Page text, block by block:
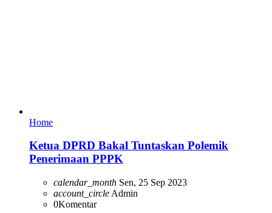
Home
Ketua DPRD Bakal Tuntaskan Polemik
Penerimaan PPPK
calendar_month Sen, 25 Sep 2023
account_circle Admin
0Komentar